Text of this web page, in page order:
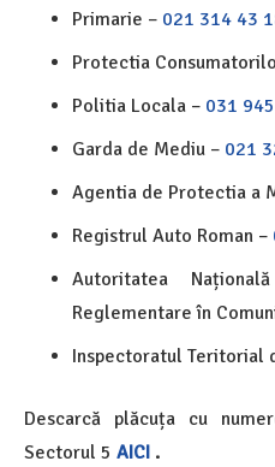
Primarie – 021 314 43
Protectia
Politia Locala – 031
Garda de Mediu – 021
Agentia de Protectia a
Registrul Auto Roman –
Autoritatea
Reglementare în
Inspectoratul Teritorial
Descarcă plăcuța cu
Sectorul 5 AICI .